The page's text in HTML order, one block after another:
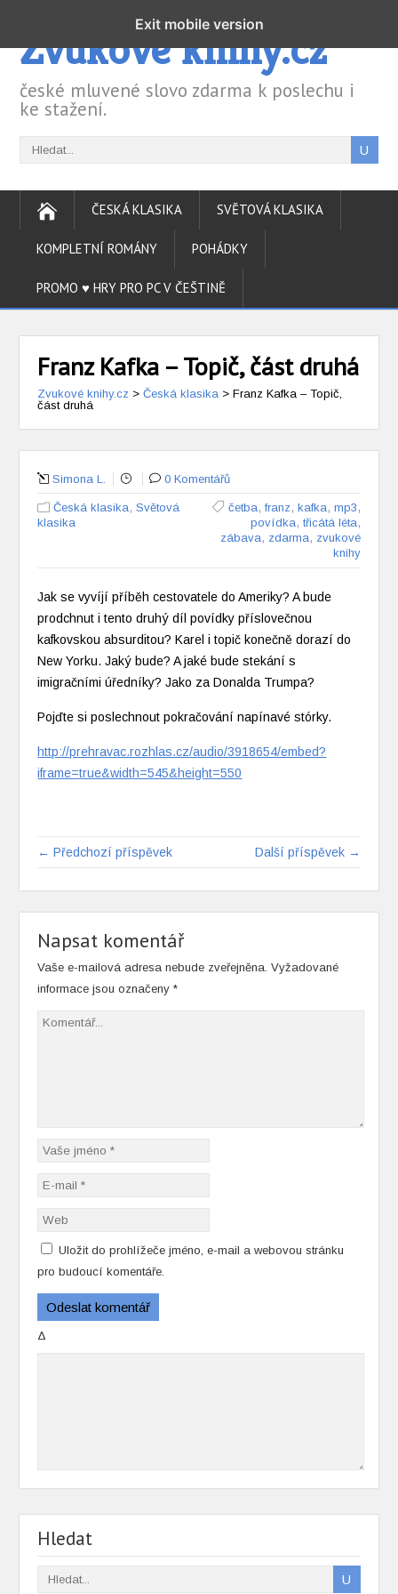
Zvukové knihy.cz
české mluvené slovo zdarma k poslechu i
ke stažení.
ČESKÁ KLASIKA SVĚTOVÁ KLASIKA
KOMPLETNÍ ROMÁNY POHÁDKY
PROMO ♥ HRY PRO PC V ČEŠTINĚ
Franz Kafka – Topič, část druhá
Zvukové knihy.cz >Česká klasika >Franz Kafka – Topič,
část druhá
Simona L. 0 Komentářů
Česká klasika,Světová
klasika
četba,franz , kafka, mp3 ,
povídka, třicátá léta,
zábava, zdarma, zvukové
knihy
Jak se vyvíjí příběh cestovatele do Ameriky? A bude
prodchnut i tento druhý díl povídky příslovečnou
kafkovskou absurditou? Karel i topič konečně dorazí do
New Yorku. Jaký bude? A jaké bude stekání s
imigračními úředníky? Jako za Donalda Trumpa?
Pojďte si poslechnout pokračování napínavé stórky.
http://prehravac.rozhlas.cz/audio/3918654/embed?
iframe=true&width=545&height=550
← Předchozí příspěvek Další příspěvek →
Napsat komentář
Vaše e-mailová adresa nebude zveřejněna. Vyžadované
informace jsou označeny*
Uložit do prohlížeče jméno, e-mail a webovou stránku
pro budoucí komentáře.
Δ
Hledat
Exit mobile version